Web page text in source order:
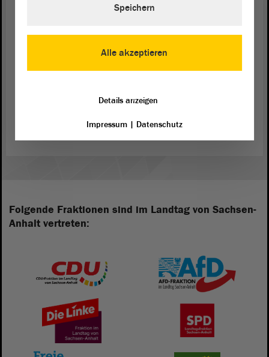
zustimmen. - Danke für Ihre Aufmerksamkeit.
(Beifall bei der LINKEN)
Zurück zur Landtagssitzung
Folgende Fraktionen sind im Landtag von Sachsen-
Anhalt vertreten:
Alle akzeptieren
Speichern
Details anzeigen
Impressum| Datenschutz